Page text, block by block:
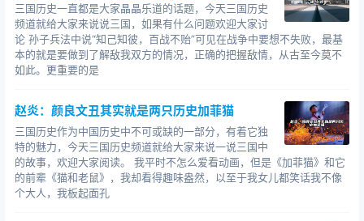
大战徐晃219年关羽58岁（最后一战）
张飞：167-221（55岁）
30岁，刘备31岁，吕布
二战吕布199年张飞33岁（成熟稳重）
长坂桥之吼208年张飞41岁（黄金年龄）
大战张合219年张飞52岁（半老先锋）
三国历史一直都是大家晶晶乐道的话题，今天三国历史
频道就给大家来说说三国，如果有什么问题欢迎大家讨
论 孙子兵法中说“知己知彼，百战不贻”可见在战争中要想不失败，最基
本的就是要做到了解敌我双方的情况，正确的把握敌情，从古至今莫不
如此。更重要的是
赵炎：颜良文丑其实就是两只历史加菲猫
三国历史作为中国历史中不可或缺的一部分，有着它独
特的魅力，今天三国历史频道就给大家来说一说三国中
的故事，欢迎大家阅读。 我平时不怎么爱看动画，但是《加菲猫》和它
的前辈《猫和老鼠》，我却看得趣味盎然，以至于我女儿都笑话我不像
个大人，我板起面孔